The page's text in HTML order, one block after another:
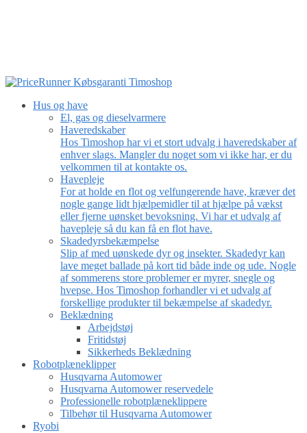
Hus og have
El, gas og dieselvarmere
Haveredskaber
Hos Timoshop har vi et stort udvalg i haveredskaber af
enhver slags. Mangler du noget som vi ikke har, er du
velkommen til at kontakte os.
Havepleje
For at holde en flot og velfungerende have, kræver det
nogle gange lidt hjælpemidler til at hjælpe på vækst
eller fjerne uønsket bevoksning. Vi har et udvalg af
havepleje så du kan få en flot have.
Skadedyrsbekæmpelse
Slip af med uønskede dyr og insekter. Skadedyr kan
lave meget ballade på kort tid både inde og ude. Nogle
af sommerens store problemer er myrer, snegle og
hvepse. Hos Timoshop forhandler vi et udvalg af
forskellige produkter til bekæmpelse af skadedyr.
Beklædning
Arbejdstøj
Fritidstøj
Sikkerheds Beklædning
Robotplæneklipper
Husqvarna Automower
Husqvarna Automower reservedele
Professionelle robotplæneklippere
Tilbehør til Husqvarna Automower
Ryobi